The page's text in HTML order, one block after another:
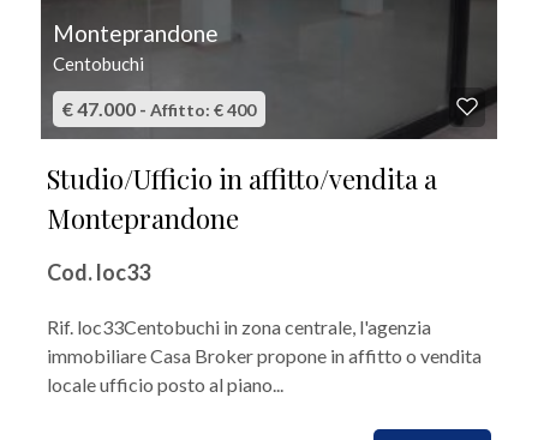
Monteprandone
Centobuchi
€ 47.000 - Affitto: € 400
Studio/Ufficio in affitto/vendita a
Monteprandone
Cod. loc33
Rif. loc33Centobuchi in zona centrale, l'agenzia
immobiliare Casa Broker propone in affitto o vendita
locale ufficio posto al piano...